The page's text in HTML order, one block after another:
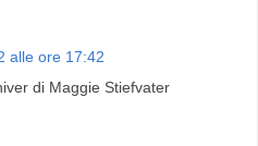
alle ore 17:42
di Maggie Stiefvater